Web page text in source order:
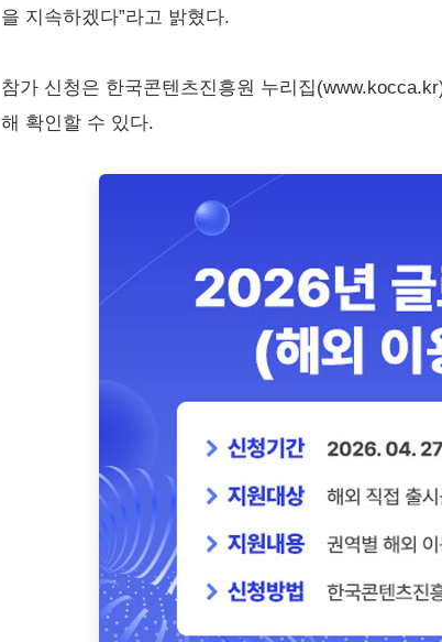
을 지속하겠다”라고 밝혔다.
참가 신청은 한국콘텐츠진흥원 누리집
해 확인할 수 있다.